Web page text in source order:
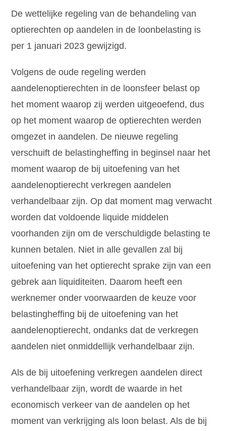
De wettelijke regeling van de behandeling van
optierechten op aandelen in de loonbelasting is
per 1 januari 2023 gewijzigd.
Volgens de oude regeling werden
aandelenoptierechten in de loonsfeer belast op
het moment waarop zij werden uitgeoefend, dus
op het moment waarop de optierechten werden
omgezet in aandelen. De nieuwe regeling
verschuift de belastingheffing in beginsel naar het
moment waarop de bij uitoefening van het
aandelenoptierecht verkregen aandelen
verhandelbaar zijn. Op dat moment mag verwacht
worden dat voldoende liquide middelen
voorhanden zijn om de verschuldigde belasting te
kunnen betalen. Niet in alle gevallen zal bij
uitoefening van het optierecht sprake zijn van een
gebrek aan liquiditeiten. Daarom heeft een
werknemer onder voorwaarden de keuze voor
belastingheffing bij de uitoefening van het
aandelenoptierecht, ondanks dat de verkregen
aandelen niet onmiddellijk verhandelbaar zijn.
Als de bij uitoefening verkregen aandelen direct
verhandelbaar zijn, wordt de waarde in het
economisch verkeer van de aandelen op het
moment van verkrijging als loon belast. Als de bij